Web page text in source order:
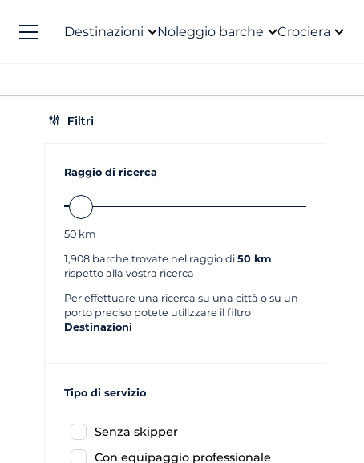
Destinazioni Noleggio barche Crociera
Filtri
Raggio di ricerca
50 km
1,908 barche trovate nel raggio di 50 km
rispetto alla vostra ricerca
Per effettuare una ricerca su una città o su un
porto preciso potete utilizzare il filtro
Destinazioni
Tipo di servizio
Senza skipper
Con equipaggio professionale